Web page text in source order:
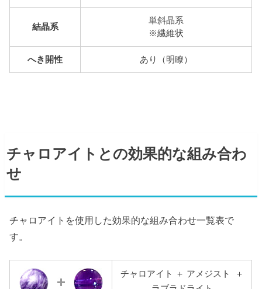
結晶系
単斜晶系
※繊維状
へき開性 あり（明瞭）
チャロアイトとの効果的な組み合わ
せ
チャロアイトを使用した効果的な組み合わせ一覧表で
す。
チャロアイト ＋ アメジスト ＋